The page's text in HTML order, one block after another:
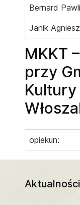
Bernard
Janik
MKKT
przy
Kultury
opiekun:
Aktualności